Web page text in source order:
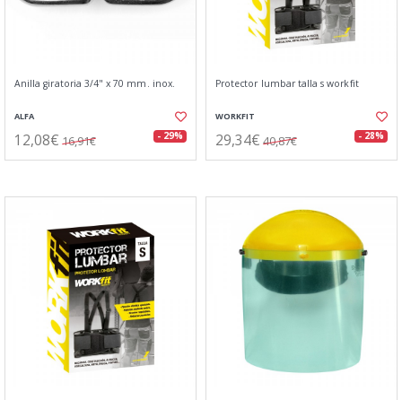
Anilla giratoria 3/4" x 70 mm. inox.
ALFA
12,08€ 16,91€ - 29%
Protector lumbar talla s workfit
WORKFIT
29,34€ 40,87€ - 28%